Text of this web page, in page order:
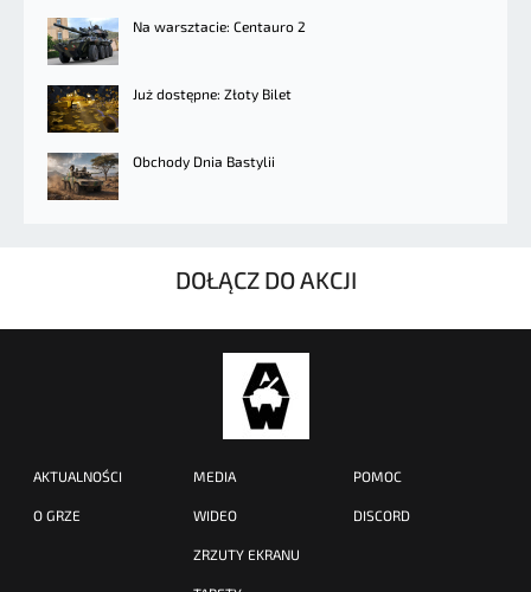
Na warsztacie: Centauro 2
Już dostępne: Złoty Bilet
Obchody Dnia Bastylii
DOŁĄCZ DO AKCJI
AKTUALNOŚCI
O GRZE
MEDIA
WIDEO
ZRZUTY EKRANU
POMOC
DISCORD